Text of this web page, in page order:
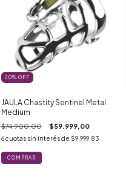
20% OFF
JAULA Chastity Sentinel Metal
Medium
$74.900,00 $59.999,00
6 cuotas sin interés de $9.999,83